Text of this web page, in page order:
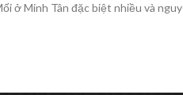
ở Minh Tân đặc biệt nhiều và nguy